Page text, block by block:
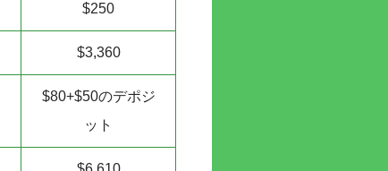
$250
$3,360
$80+$50のデポジ
ット